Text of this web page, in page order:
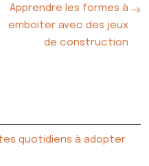
Apprendre les formes à
emboiter avec des jeux
de construction
quotidiens à adopter